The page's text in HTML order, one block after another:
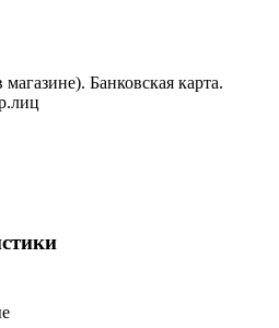
Банковская карта.